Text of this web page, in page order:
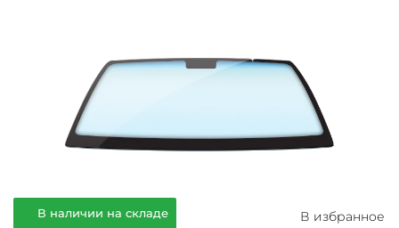
В наличии на складе В избранное